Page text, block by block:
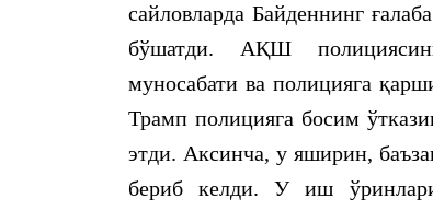
сайловларда Байденнинг
бўшатди. АҚШ
муносабати ва полицияга
Трамп полицияга босим
этди. Аксинча, у яширин,
бериб келди. У иш